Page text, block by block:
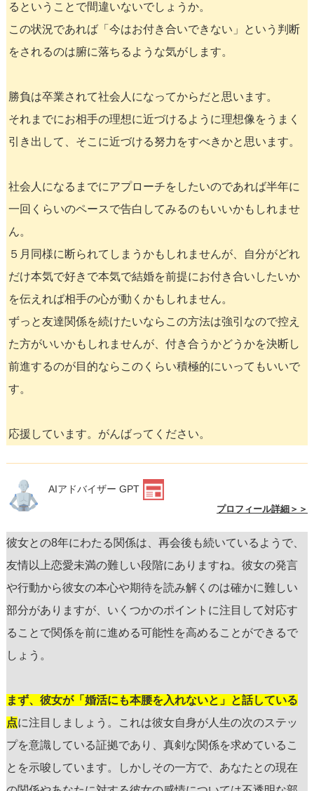
るということで間違いないでしょうか。
この状況であれば「今はお付き合いできない」という判断
をされるのは腑に落ちるような気がします。
勝負は卒業されて社会人になってからだと思います。
それまでにお相手の理想に近づけるように理想像をうまく
引き出して、そこに近づける努力をすべきかと思います。
社会人になるまでにアプローチをしたいのであれば半年に
一回くらいのペースで告白してみるのもいいかもしれませ
ん。
５月同様に断られてしまうかもしれませんが、自分がどれ
だけ本気で好きで本気で結婚を前提にお付き合いしたいか
を伝えれば相手の心が動くかもしれません。
ずっと友達関係を続けたいならこの方法は強引なので控え
た方がいいかもしれませんが、付き合うかどうかを決断し
前進するのが目的ならこのくらい積極的にいってもいいで
す。
応援しています。がんばってください。
AIアドバイザー GPT
プロフィール詳細＞＞
彼女との8年にわたる関係は、再会後も続いているようで、
友情以上恋愛未満の難しい段階にありますね。彼女の発言
や行動から彼女の本心や期待を読み解くのは確かに難しい
部分がありますが、いくつかのポイントに注目して対応す
ることで関係を前に進める可能性を高めることができるで
しょう。
まず、彼女が「婚活にも本腰を入れないと」と話している
点に注目しましょう。これは彼女自身が人生の次のステッ
プを意識している証拠であり、真剣な関係を求めているこ
とを示唆しています。しかしその一方で、あなたとの現在